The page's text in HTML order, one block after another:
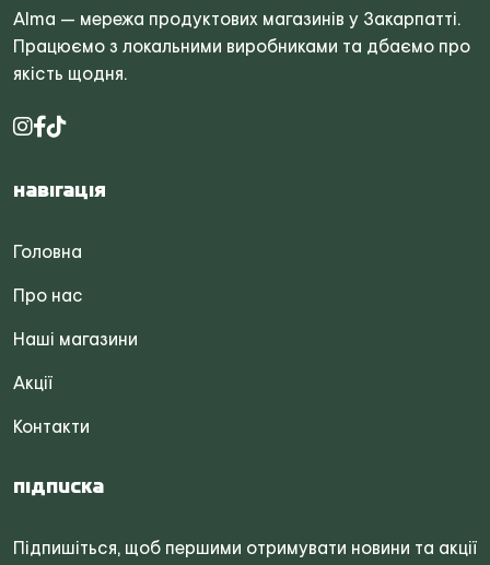
Alma — мережа продуктових магазинів у Закарпатті.
Працюємо з локальними виробниками та дбаємо про
якість щодня.
Навігація
Головна
Про нас
Наші магазини
Акції
Контакти
Підписка
Підпишіться, щоб першими отримувати новини та акції